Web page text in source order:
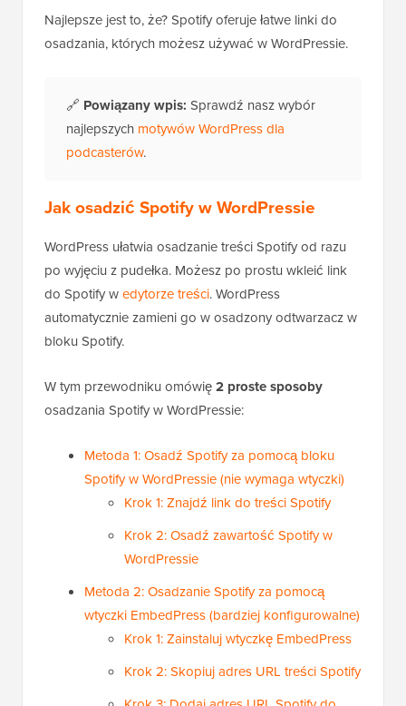
Najlepsze jest to, że? Spotify oferuje łatwe linki do
osadzania, których możesz używać w WordPressie.
🔗 Powiązany wpis: Sprawdź nasz wybór
najlepszych motywów WordPress dla
podcasterów.
Jak osadzić Spotify w WordPressie
WordPress ułatwia osadzanie treści Spotify od razu
po wyjęciu z pudełka. Możesz po prostu wkleić link
do Spotify wedytorze treści. WordPress
automatycznie zamieni go w osadzony odtwarzacz w
bloku Spotify.
W tym przewodniku omówię2 proste sposoby
osadzania Spotify w WordPressie:
Metoda 1: Osadź Spotify za pomocą bloku
Spotify w WordPressie (nie wymaga wtyczki)
Krok 1: Znajdź link do treści Spotify
Krok 2: Osadź zawartość Spotify w
WordPressie
Metoda 2: Osadzanie Spotify za pomocą
wtyczki EmbedPress (bardziej konfigurowalne)
Krok 1: Zainstaluj wtyczkę EmbedPress
Krok 2: Skopiuj adres URL treści Spotify